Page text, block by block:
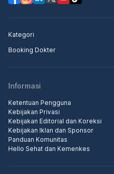
Kategori
Booking Dokter
Informasi
Ketentuan Pengguna
Kebijakan Privasi
Kebijakan Editorial dan Koreksi
Kebijakan Iklan dan Sponsor
Panduan Komunitas
Hello Sehat dan Kemenkes